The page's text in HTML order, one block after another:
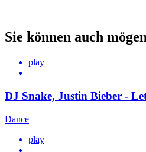
Sie können auch
play
DJ Snake, Justin Bieber -
Dance
play